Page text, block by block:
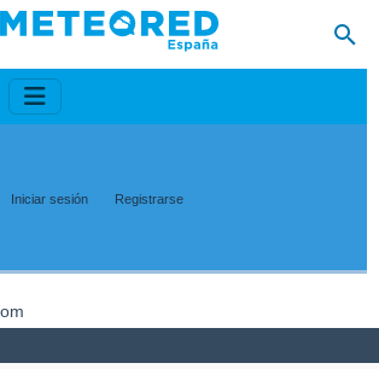
Iniciar sesión Registrarse